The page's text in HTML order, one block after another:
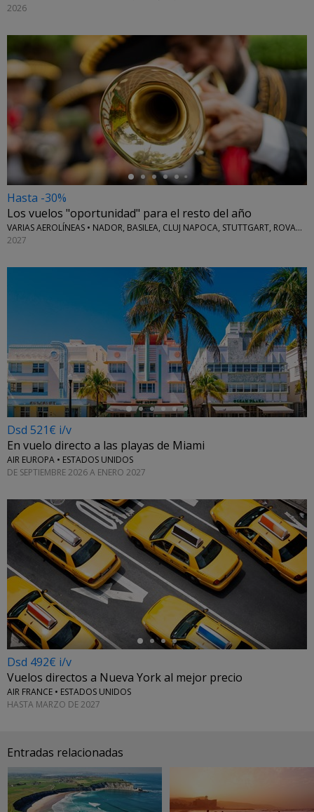
2026
Hasta -30%
Los vuelos "oportunidad" para el resto del año
VARIAS AEROLÍNEAS • NADOR, BASILEA, CLUJ NAPOCA, STUTTGART, ROVANIEMI Y MÁS
2027
←
Dsd 521€ i/v
En vuelo directo a las playas de Miami
AIR EUROPA • ESTADOS UNIDOS
DE SEPTIEMBRE 2026 A ENERO 2027
Dsd 492€ i/v
Vuelos directos a Nueva York al mejor precio
AIR FRANCE • ESTADOS UNIDOS
HASTA MARZO DE 2027
Entradas relacionadas